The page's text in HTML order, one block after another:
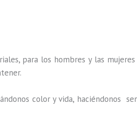
para los hombres y las
color y vida, haciéndonos